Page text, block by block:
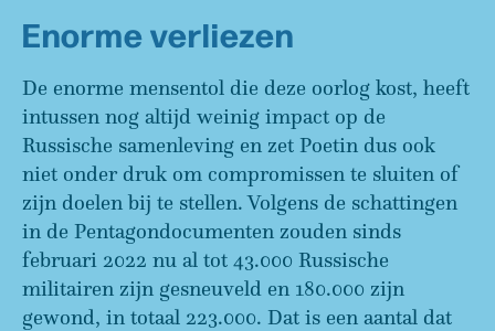
Enorme verliezen
De enorme mensentol die deze oorlog kost, heeft
intussen nog altijd weinig impact op de
Russische samenleving en zet Poetin dus ook
niet onder druk om compromissen te sluiten of
zijn doelen bij te stellen. Volgens de schattingen
in de Pentagondocumenten zouden sinds
februari 2022 nu al tot 43.000 Russische
militairen zijn gesneuveld en 180.000 zijn
gewond, in totaal 223.000. Dat is een aantal dat